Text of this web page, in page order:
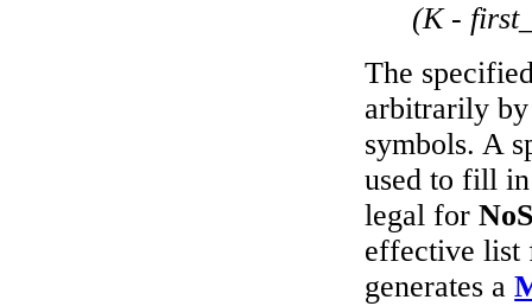
(K -
The
arbitrarily by
symbols. A
used to fill
legal for
effective list
generates a